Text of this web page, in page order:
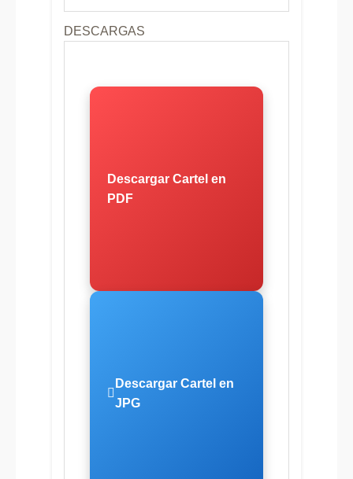
DESCARGAS
Descargar Cartel en
PDF
Descargar Cartel en
JPG